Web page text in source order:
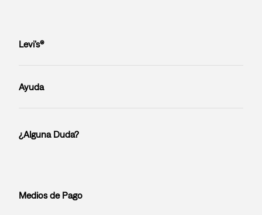
Levi’s®
Ayuda
¿Alguna Duda?
Medios de Pago